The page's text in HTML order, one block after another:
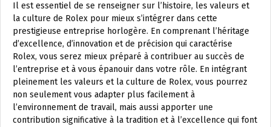
Il est essentiel de se renseigner sur l’histoire, les valeurs et
la culture de Rolex pour mieux s’intégrer dans cette
prestigieuse entreprise horlogère. En comprenant l’héritage
d’excellence, d’innovation et de précision qui caractérise
Rolex, vous serez mieux préparé à contribuer au succès de
l’entreprise et à vous épanouir dans votre rôle. En intégrant
pleinement les valeurs et la culture de Rolex, vous pourrez
non seulement vous adapter plus facilement à
l’environnement de travail, mais aussi apporter une
contribution significative à la tradition et à l’excellence qui font